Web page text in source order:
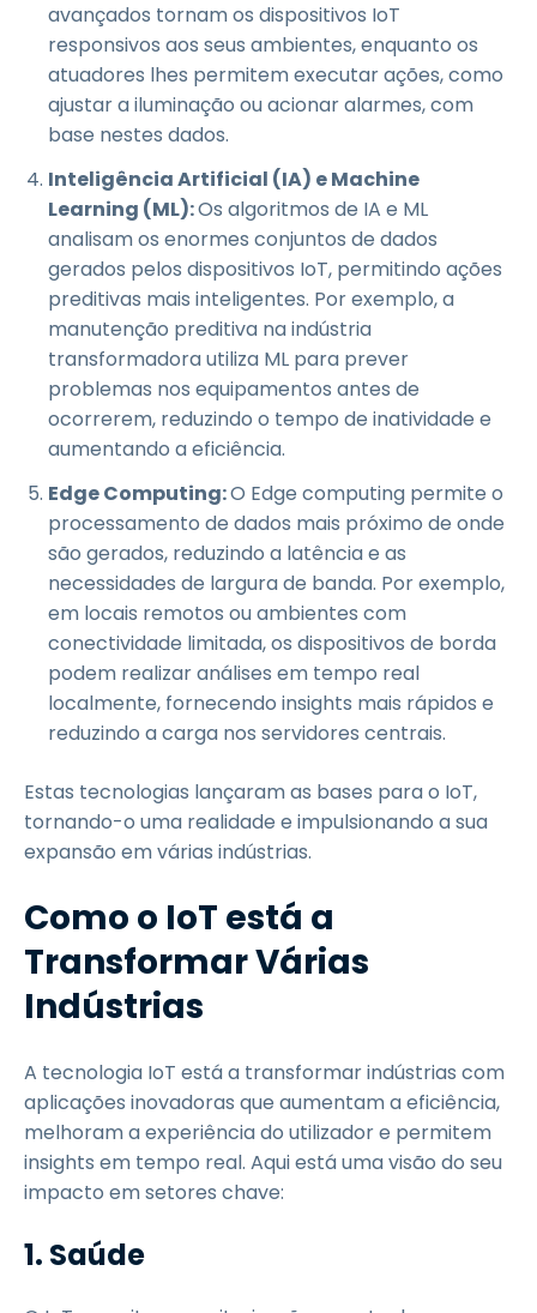
avançados tornam os dispositivos IoT
responsivos aos seus ambientes, enquanto os
atuadores lhes permitem executar ações, como
ajustar a iluminação ou acionar alarmes, com
base nestes dados.
Inteligência Artificial (IA) e Machine
Learning (ML):Os algoritmos de IA e ML
analisam os enormes conjuntos de dados
gerados pelos dispositivos IoT, permitindo ações
preditivas mais inteligentes. Por exemplo, a
manutenção preditiva na indústria
transformadora utiliza ML para prever
problemas nos equipamentos antes de
ocorrerem, reduzindo o tempo de inatividade e
aumentando a eficiência.
Edge Computing:O Edge computing permite o
processamento de dados mais próximo de onde
são gerados, reduzindo a latência e as
necessidades de largura de banda. Por exemplo,
em locais remotos ou ambientes com
conectividade limitada, os dispositivos de borda
podem realizar análises em tempo real
localmente, fornecendo insights mais rápidos e
reduzindo a carga nos servidores centrais.
Estas tecnologias lançaram as bases para o IoT,
tornando-o uma realidade e impulsionando a sua
expansão em várias indústrias.
Como o IoT está a
Transformar Várias
Indústrias
A tecnologia IoT está a transformar indústrias com
aplicações inovadoras que aumentam a eficiência,
melhoram a experiência do utilizador e permitem
insights em tempo real. Aqui está uma visão do seu
impacto em setores chave:
1. Saúde